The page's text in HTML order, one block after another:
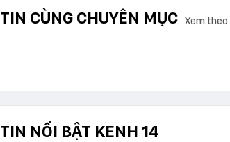
TIN CÙNG CHUYÊN MỤC Xem theo
TIN NỔI BẬT KENH 14